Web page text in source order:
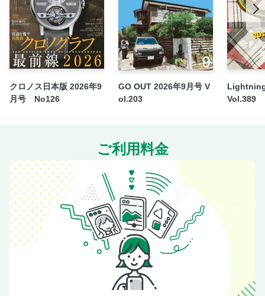
クロノス日本版 2026年9
月号 No126
GO OUT 2026年9月号 V
ol.203
Vol.389
ご利用料金